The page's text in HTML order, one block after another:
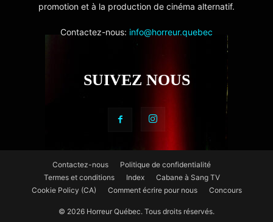
promotion et à la production de cinéma alternatif.
Contactez-nous: info@horreur.quebec
SUIVEZ NOUS
Contactez-nous
Politique de confidentialité
Termes et conditions
Index
Cabane à Sang TV
Cookie Policy (CA)
Comment écrire pour nous Concours
© 2026 Horreur Québec. Tous droits réservés.